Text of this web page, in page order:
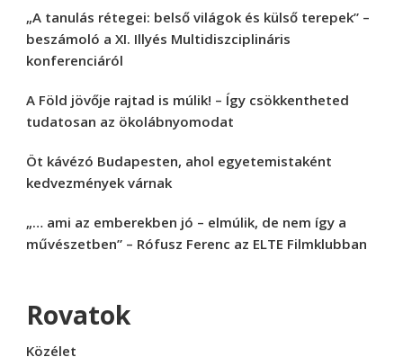
„A tanulás rétegei: belső világok és külső terepek” –
beszámoló a XI. Illyés Multidiszciplináris
konferenciáról
A Föld jövője rajtad is múlik! – Így csökkentheted
tudatosan az ökolábnyomodat
Öt kávézó Budapesten, ahol egyetemistaként
kedvezmények várnak
„… ami az emberekben jó – elmúlik, de nem így a
művészetben” – Rófusz Ferenc az ELTE Filmklubban
Rovatok
Közélet